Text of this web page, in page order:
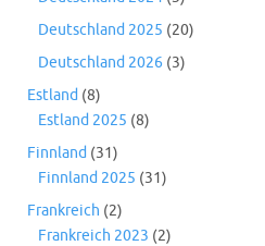
Deutschland 2025 (20)
Deutschland 2026 (3)
Estland (8)
Estland 2025 (8)
Finnland (31)
Finnland 2025 (31)
Frankreich (2)
Frankreich 2023 (2)